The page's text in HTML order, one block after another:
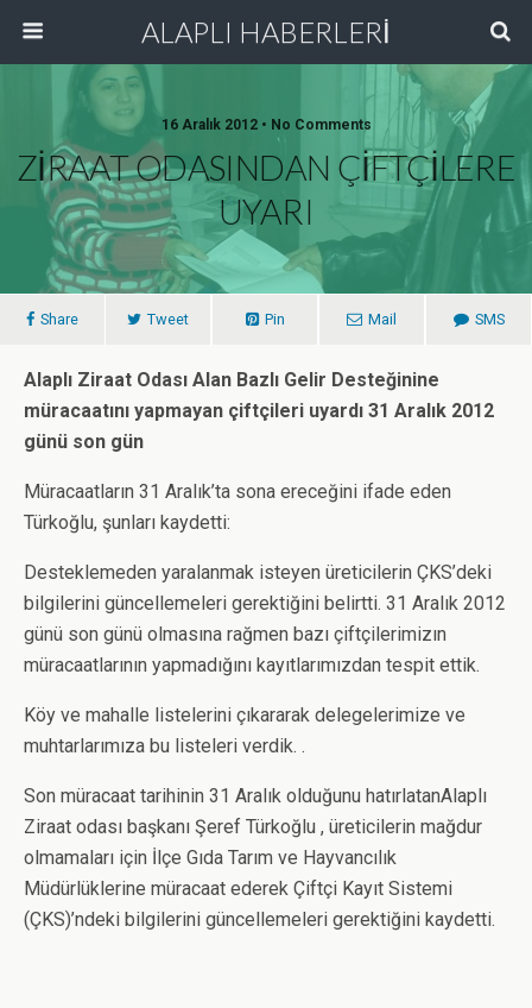
ALAPLI HABERLERİ
16 Aralık 2012 • No Comments
ZİRAAT ODASINDAN ÇİFTÇİLERE
UYARI
Share Tweet Pin Mail SMS
Alaplı Ziraat Odası Alan Bazlı Gelir Desteğinine
müracaatını yapmayan çiftçileri uyardı 31 Aralık 2012
günü son gün
Müracaatların 31 Aralık’ta sona ereceğini ifade eden
Türkoğlu, şunları kaydetti:
Desteklemeden yaralanmak isteyen üreticilerin ÇKS’deki
bilgilerini güncellemeleri gerektiğini belirtti. 31 Aralık 2012
günü son günü olmasına rağmen bazı çiftçilerimizın
müracaatlarının yapmadığını kayıtlarımızdan tespit ettik.
Köy ve mahalle listelerini çıkararak delegelerimize ve
muhtarlarımıza bu listeleri verdik. .
Son müracaat tarihinin 31 Aralık olduğunu hatırlatanAlaplı
Ziraat odası başkanı Şeref Türkoğlu , üreticilerin mağdur
olmamaları için İlçe Gıda Tarım ve Hayvancılık
Müdürlüklerine müracaat ederek Çiftçi Kayıt Sistemi
(ÇKS)’ndeki bilgilerini güncellemeleri gerektiğini kaydetti.